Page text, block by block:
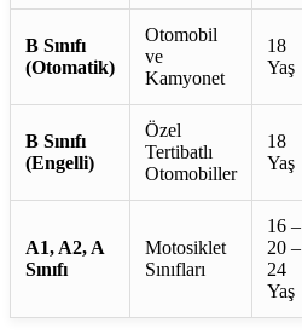
B Sınıfı
(Otomatik)
Otomobil
ve
Kamyonet
18
Yaş
B Sınıfı
(Engelli)
Özel
Tertibatlı
Otomobiller
18
Yaş
A1, A2, A
Sınıfı
Motosiklet
Sınıfları
16 –
20 –
24
Yaş